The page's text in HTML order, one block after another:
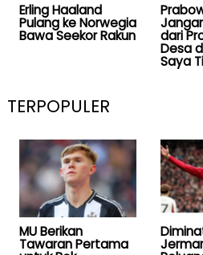
Erling Haaland
Pulang ke Norwegia
Bawa Seekor Rakun dari
Desa
Saya
TERPOPULER
MU Berikan
Tawaran Pertama